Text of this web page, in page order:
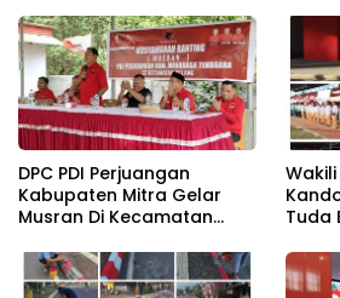
DPC PDI Perjuangan
Kabupaten Mitra Gelar
Musran Di Kecamatan
Tuda